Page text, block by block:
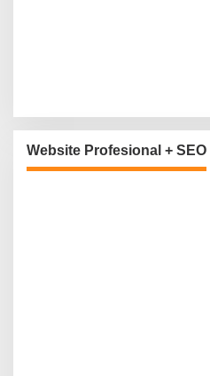
Website Profesional + SEO